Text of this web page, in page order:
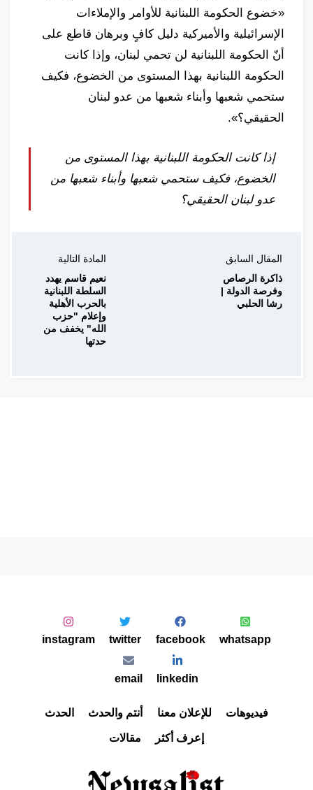
«خضوع الحكومة اللبنانية للأوامر والإملاءات
الإسرائيلية والأميركية دليل كافٍ وبرهان قاطع على
أنّ الحكومة اللبنانية لن تحمي لبنان، وإذا كانت
الحكومة اللبنانية بهذا المستوى من الخضوع، فكيف
ستحمي شعبها وأبناء شعبها من عدو لبنان
الحقيقي؟».
إذا كانت الحكومة اللبنانية بهذا المستوى من
الخضوع، فكيف ستحمي شعبها وأبناء شعبها من
عدو لبنان الحقيقي؟
المقال السابق
ذاكرة الرصاص
وفرصة الدولة |
رشا الحلبي
المادة التالية
نعيم قاسم يهدد
السلطة اللبنانية
بالحرب الأهلية
وإعلام "حزب
الله" يخفف من
حدتها
فيديوهات للإعلان معنا أنتم والحدث
الحدث
إعرف أكثر
مقالات
whatsapp
facebook
twitter
instagram
linkedin
email